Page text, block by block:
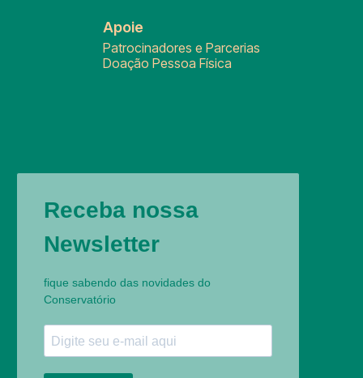
Apoie
Patrocinadores e Parcerias
Doação Pessoa Física